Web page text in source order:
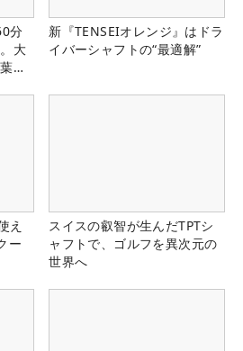
分
大
新『TENSEIオレンジ』はドラ
イバーシャフトの“最適解”
え
ー
スイスの叡智が生んだTPTシ
ャフトで、ゴルフを異次元の
世界へ